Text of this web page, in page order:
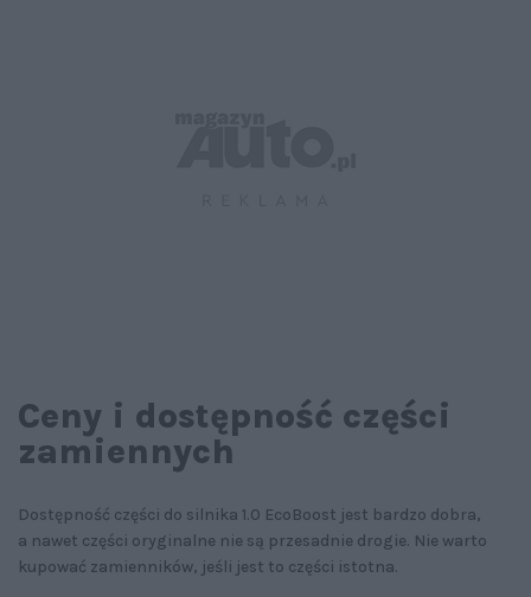
Ceny i dostępność części
zamiennych
Dostępność części do silnika 1.0 EcoBoost jest bardzo dobra,
a nawet części oryginalne nie są przesadnie drogie. Nie warto
kupować zamienników, jeśli jest to części istotna.